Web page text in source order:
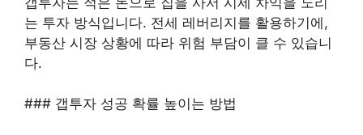
는 투자 방식입니다. 전세 레버리지를 활용하기에,
부동산 시장 상황에 따라 위험 부담이 클 수 있습니
다.
### 갭투자 성공 확률 높이는 방법